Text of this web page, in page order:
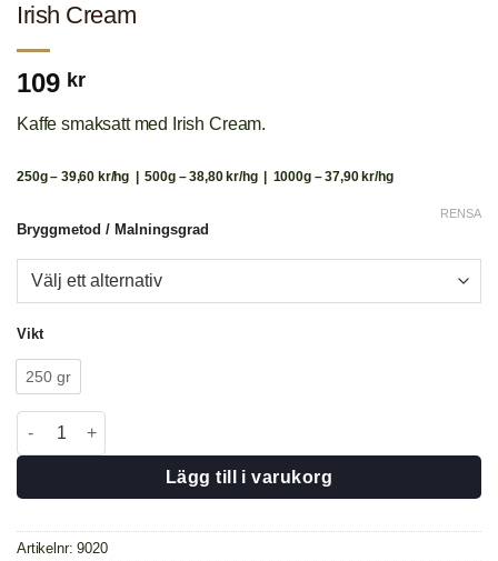
Irish Cream
109 kr
Kaffe smaksatt med Irish Cream.
250g – 39,60 kr/hg | 500g – 38,80 kr/hg | 1000g – 37,90 kr/hg
Bryggmetod / Malningsgrad
Vikt
250 gr
RENSA
Irish Cream mängd
Lägg till i varukorg
Artikelnr:9020